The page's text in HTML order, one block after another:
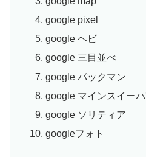
google pixel
google ヘビ
google 三目並べ
google パックマン
google マインスイーパ
google ソリティア
googleフォト